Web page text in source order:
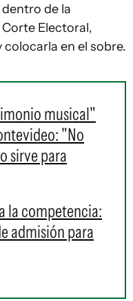
de la
Electoral,
colocarla en el sobre.
musical"
"No
sirve para
la competencia:
admisión para